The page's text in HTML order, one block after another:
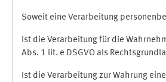
Soweit eine Verarbeitung
Ist die Verarbeitung für die
Abs. 1 lit. e DSGVO als
Ist die Verarbeitung zur Wahrung